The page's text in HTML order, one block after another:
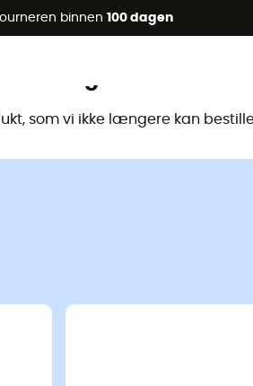
binnen 100 dagen
vanaf 2 producten* met code
som vi ikke længere kan